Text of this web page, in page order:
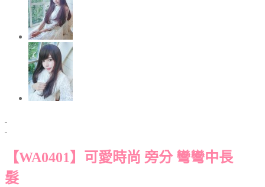
【WA0401】可愛時尚 旁分 彎彎中長
髮